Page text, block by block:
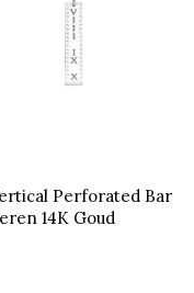
Perforated Bar
14K Goud